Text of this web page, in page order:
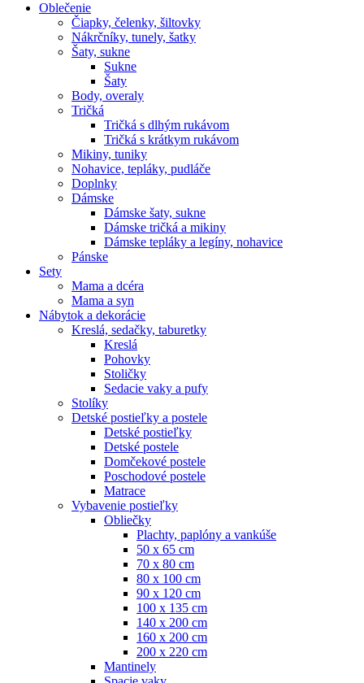
Oblečenie
Čiapky, čelenky, šiltovky
Nákrčníky, tunely, šatky
Šaty, sukne
Sukne
Šaty
Body, overaly
Tričká
Tričká s dlhým rukávom
Tričká s krátkym rukávom
Mikiny, tuniky
Nohavice, tepláky, pudláče
Doplnky
Dámske
Dámske šaty, sukne
Dámske tričká a mikiny
Dámske tepláky a legíny, nohavice
Pánske
Sety
Mama a dcéra
Mama a syn
Nábytok a dekorácie
Kreslá, sedačky, taburetky
Kreslá
Pohovky
Stoličky
Sedacie vaky a pufy
Stolíky
Detské postieľky a postele
Detské postieľky
Detské postele
Domčekové postele
Poschodové postele
Matrace
Vybavenie postieľky
Obliečky
Plachty, paplóny a vankúše
50 x 65 cm
70 x 80 cm
80 x 100 cm
90 x 120 cm
100 x 135 cm
140 x 200 cm
160 x 200 cm
200 x 220 cm
Mantinely